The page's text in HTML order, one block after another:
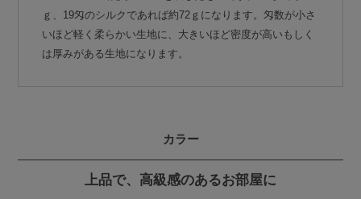
ｇ、19匁のシルクであれば約72ｇになります。匁数が小さ
いほど軽く柔らかい生地に、大きいほど密度が高いもしく
は厚みがある生地になります。
カラー
上品で、高級感のあるお部屋に